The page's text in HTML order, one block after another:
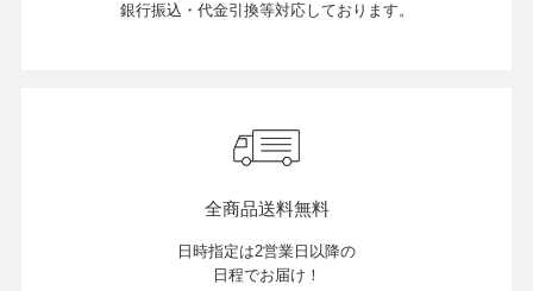
銀行振込・代金引換等対応しております。
全商品送料無料
日時指定は2営業日以降の
日程でお届け！